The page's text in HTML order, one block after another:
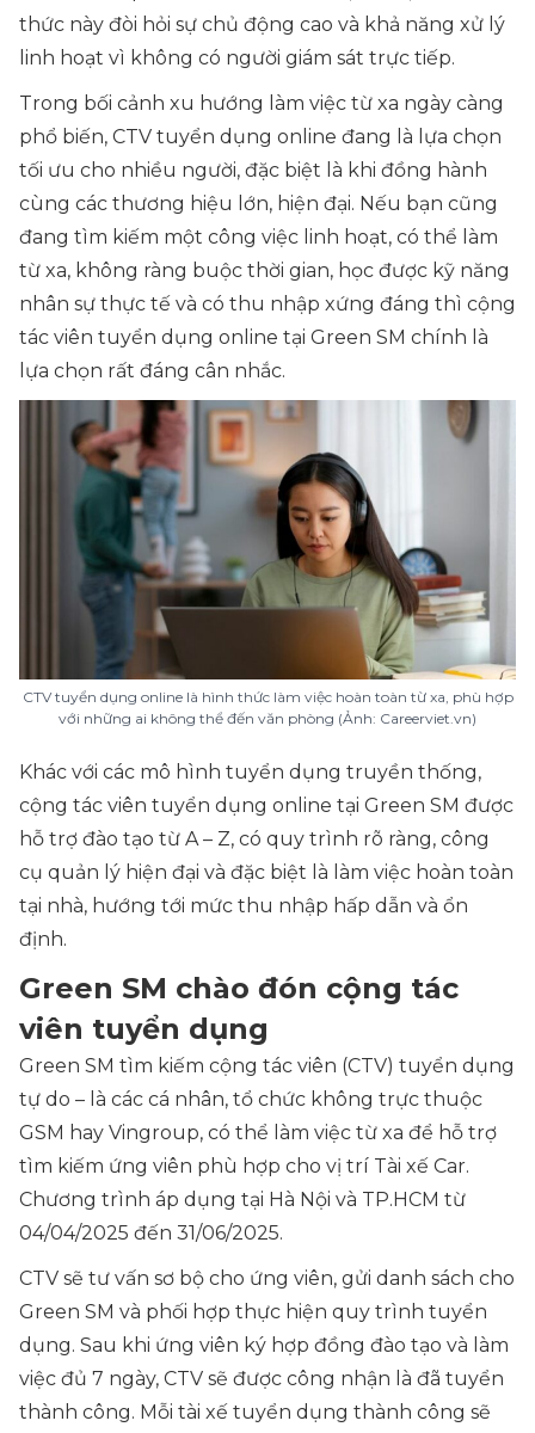
thức này đòi hỏi sự chủ động cao và khả năng xử lý
linh hoạt vì không có người giám sát trực tiếp.
Trong bối cảnh xu hướng làm việc từ xa ngày càng
phổ biến, CTV tuyển dụng online đang là lựa chọn
tối ưu cho nhiều người, đặc biệt là khi đồng hành
cùng các thương hiệu lớn, hiện đại. Nếu bạn cũng
đang tìm kiếm một công việc linh hoạt, có thể làm
từ xa, không ràng buộc thời gian, học được kỹ năng
nhân sự thực tế và có thu nhập xứng đáng thì cộng
tác viên tuyển dụng online tại Green SM chính là
lựa chọn rất đáng cân nhắc.
CTV tuyển dụng online là hình thức làm việc hoàn toàn từ xa, phù hợp
với những ai không thể đến văn phòng (Ảnh: Careerviet.vn)
Khác với các mô hình tuyển dụng truyền thống,
cộng tác viên tuyển dụng online tại Green SM được
hỗ trợ đào tạo từ A – Z, có quy trình rõ ràng, công
cụ quản lý hiện đại và đặc biệt là làm việc hoàn toàn
tại nhà, hướng tới mức thu nhập hấp dẫn và ổn
định.
Green SM chào đón cộng tác
viên tuyển dụng
Green SM tìm kiếm cộng tác viên (CTV) tuyển dụng
tự do – là các cá nhân, tổ chức không trực thuộc
GSM hay Vingroup, có thể làm việc từ xa để hỗ trợ
tìm kiếm ứng viên phù hợp cho vị trí Tài xế Car.
Chương trình áp dụng tại Hà Nội và TP.HCM từ
04/04/2025 đến 31/06/2025.
CTV sẽ tư vấn sơ bộ cho ứng viên, gửi danh sách cho
Green SM và phối hợp thực hiện quy trình tuyển
dụng. Sau khi ứng viên ký hợp đồng đào tạo và làm
việc đủ 7 ngày, CTV sẽ được công nhận là đã tuyển
thành công. Mỗi tài xế tuyển dụng thành công sẽ